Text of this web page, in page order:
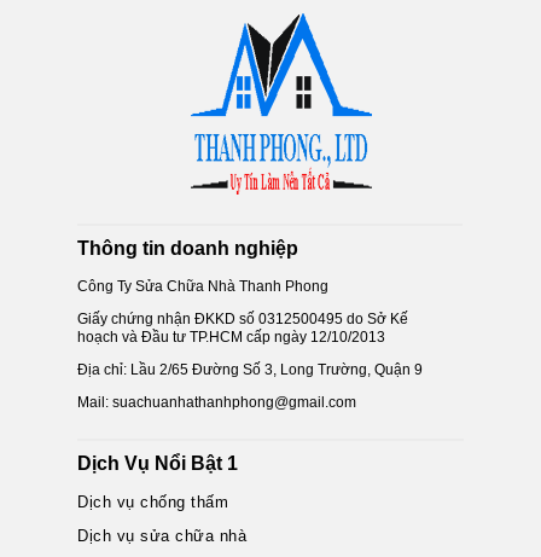
Thông tin doanh nghiệp
Công Ty Sửa Chữa Nhà Thanh Phong
Giấy chứng nhận ĐKKD số 0312500495 do Sở Kế
hoạch và Đầu tư TP.HCM cấp ngày 12/10/2013
Địa chỉ: Lầu 2/65 Đường Số 3, Long Trường, Quận 9
Mail: suachuanhathanhphong@gmail.com
Dịch Vụ Nổi Bật 1
Dịch vụ chống thấm
Dịch vụ sửa chữa nhà